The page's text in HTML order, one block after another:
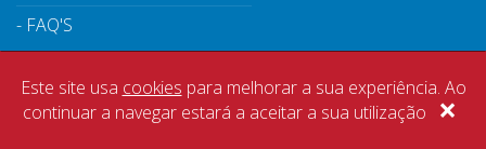
FAQ'S
Contactos
Este site usa cookies para melhorar a sua experiência. Ao
continuar a navegar estará a aceitar a sua utilização ×